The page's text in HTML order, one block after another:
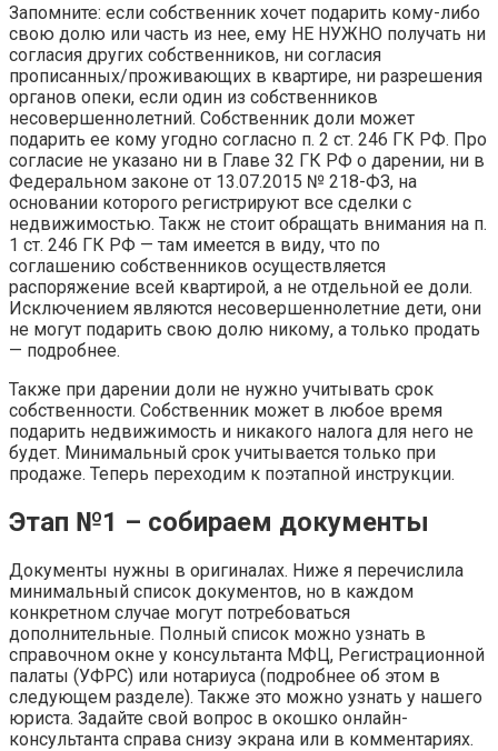
Запомните: если собственник хочет подарить кому-либо
свою долю или часть из нее, ему НЕ НУЖНО получать ни
согласия других собственников, ни согласия
прописанных/проживающих в квартире, ни разрешения
органов опеки, если один из собственников
несовершеннолетний. Собственник доли может
подарить ее кому угодно согласно п. 2 ст. 246 ГК РФ. Про
согласие не указано ни в Главе 32 ГК РФ о дарении, ни в
Федеральном законе от 13.07.2015 № 218-ФЗ, на
основании которого регистрируют все сделки с
недвижимостью. Такж не стоит обращать внимания на п.
1 ст. 246 ГК РФ — там имеется в виду, что по
соглашению собственников осуществляется
распоряжение всей квартирой, а не отдельной ее доли.
Исключением являются несовершеннолетние дети, они
не могут подарить свою долю никому, а только продать
— подробнее.
Также при дарении доли не нужно учитывать срок
собственности. Собственник может в любое время
подарить недвижимость и никакого налога для него не
будет. Минимальный срок учитывается только при
продаже. Теперь переходим к поэтапной инструкции.
Этап №1 – собираем документы
Документы нужны в оригиналах. Ниже я перечислила
минимальный список документов, но в каждом
конкретном случае могут потребоваться
дополнительные. Полный список можно узнать в
справочном окне у консультанта МФЦ, Регистрационной
палаты (УФРС) или нотариуса (подробнее об этом в
следующем разделе). Также это можно узнать у нашего
юриста. Задайте свой вопрос в окошко онлайн-
консультанта справа снизу экрана или в комментариях.